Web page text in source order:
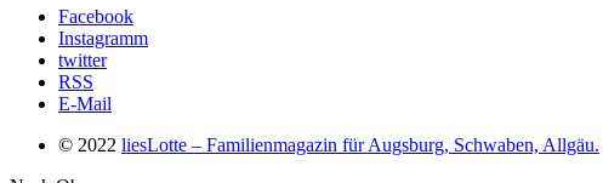
Facebook
Instagramm
twitter
RSS
E-Mail
© 2022 liesLotte – Familienmagazin für Augsburg, Schwaben, Allgäu.